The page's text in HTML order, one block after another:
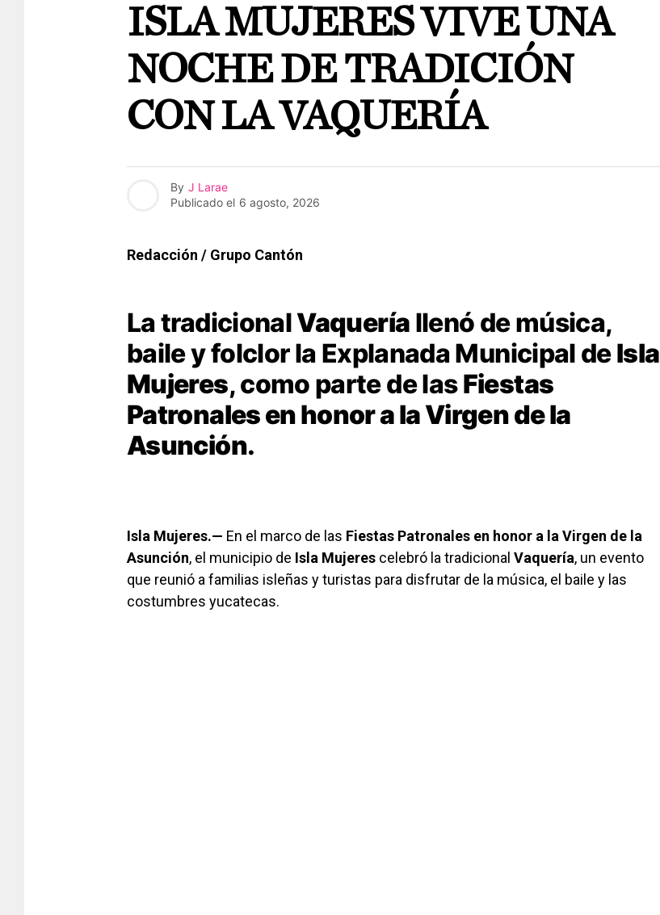
ISLA MUJERES VIVE UNA
NOCHE DE TRADICIÓN
CON LA VAQUERÍA
By J Larae
Publicado el 6 agosto, 2026
Redacción / Grupo Cantón
La tradicionalVaquería llenó de música,
baile y folclor la Explanada Municipal deIsla
Mujeres, como parte de lasFiestas
Patronales en honor a la Virgen de la
Asunción.
Isla Mujeres.— En el marco de las Fiestas Patronales en honor a la Virgen de la
Asunción, el municipio de Isla Mujeres celebró la tradicional Vaquería, un evento
que reunió a familias isleñas y turistas para disfrutar de la música, el baile y las
costumbres yucatecas.